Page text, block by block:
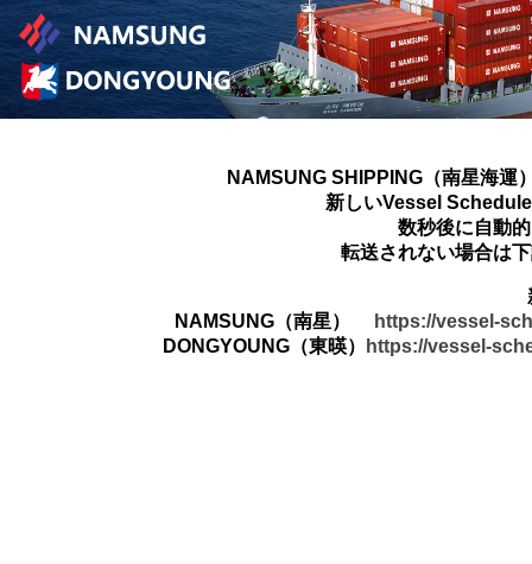
NAMSUNG SHIPPING（南星海運
新しいVessel
数秒後に自動
転送されない場合は
NAMSUNG（南星）
https://vessel-
DONGYOUNG（東暎）
https://vessel-